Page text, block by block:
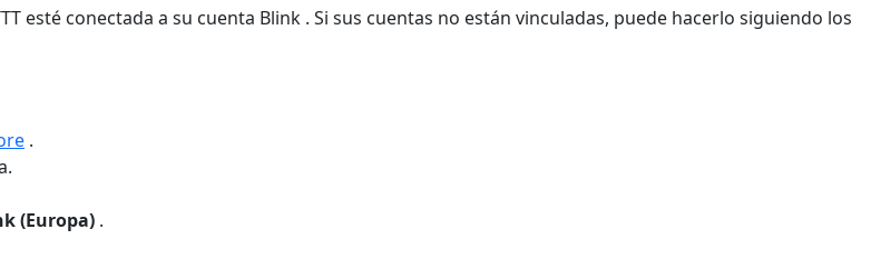
esté conectada a su cuenta Blink . Si sus cuentas no están vinculadas, puede hacerlo siguiendo los
.
(Europa) .